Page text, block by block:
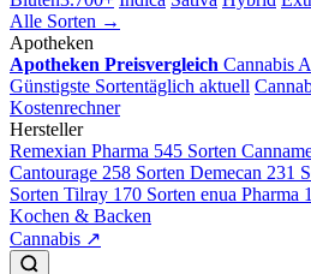
Alle Sorten →
Apotheken
Apotheken Preisvergleich Cannabis
Günstigste Sortentäglich aktuell
Kostenrechner
Hersteller
Remexian Pharma 545 Sorten
Cantourage 258 Sorten Demecan 231
Sorten Tilray 170 Sorten enua Pharma
Kochen & Backen
Cannabis ↗